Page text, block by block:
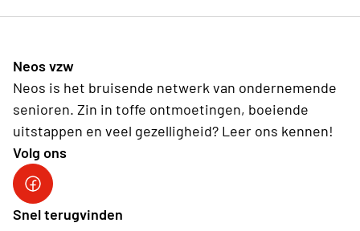
Neos vzw
Neos is het bruisende netwerk van ondernemende
senioren. Zin in toffe ontmoetingen, boeiende
uitstappen en veel gezelligheid? Leer ons kennen!
Volg ons
Snel terugvinden